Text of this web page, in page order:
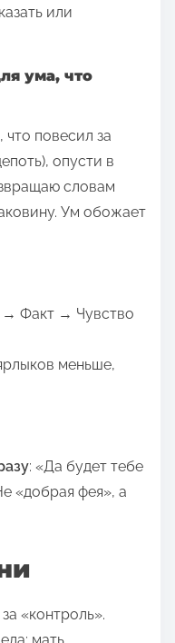
или
ума, что
повесил за
опусти в
словам
Ум обожает
Факт → Чувство
меньше,
: «Да будет тебе
«добрая фея», а
«контроль».
мать